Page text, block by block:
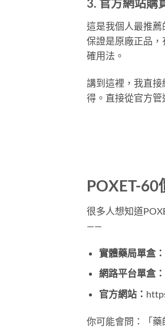
3. 官方網站購
這是我個人最推
保證是原廠正品
確用法。
講到這裡，我直
得。直接從官方管
POXET-
很多人想知道
——
實體藥局單盒：
網路平台單盒：
官方網站：
你可能會問：「